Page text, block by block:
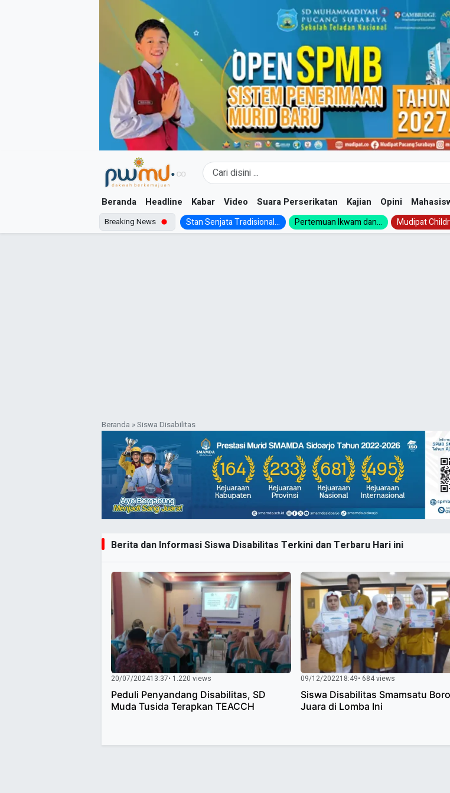
Beranda Headline Kabar Video Suara Perserikatan Kajian Opini
Breaking News Stan Senjata Tradisional... Pertemuan Ikwam dan... Mudipat
Beranda »Siswa Disabilitas
Berita dan Informasi Siswa Disabilitas Terkini dan Terbaru Hari ini
20/07/202413:37• 1.220 views
Peduli Penyandang Disabilitas, SD
Muda Tusida Terapkan TEACCH
09/12/202218:49• 684 views
Siswa Disabilitas Smamsatu
Juara di Lomba Ini